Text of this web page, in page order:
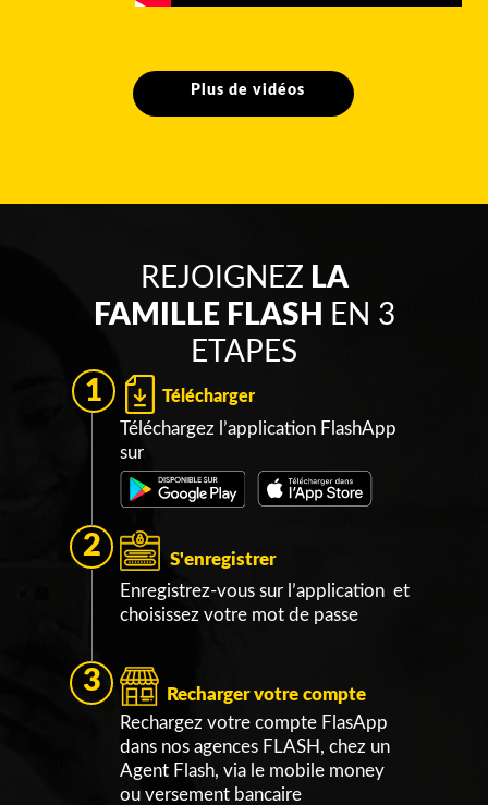
Plus de vidéos
REJOIGNEZ LA
FAMILLE FLASH
EN 3
ETAPES
1
2
3
Télécharger
Téléchargez l’application FlashApp
sur
S'enregistrer
Enregistrez-vous sur l’application et
choisissez votre mot de passe
Recharger votre compte
Rechargez votre compte FlasApp
dans nos agences FLASH, chez un
Agent Flash, via le mobile money
ou versement bancaire